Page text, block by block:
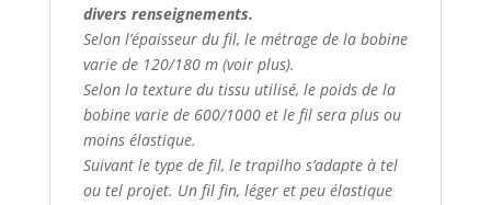
divers renseignements.
Selon l’épaisseur du fil, le métrage de la bobine
varie de 120/180 m (voir plus).
Selon la texture du tissu utilisé, le poids de la
bobine varie de 600/1000 et le fil sera plus ou
moins élastique.
Suivant le type de fil, le trapilho s’adapte à tel
ou tel projet. Un fil fin, léger et peu élastique